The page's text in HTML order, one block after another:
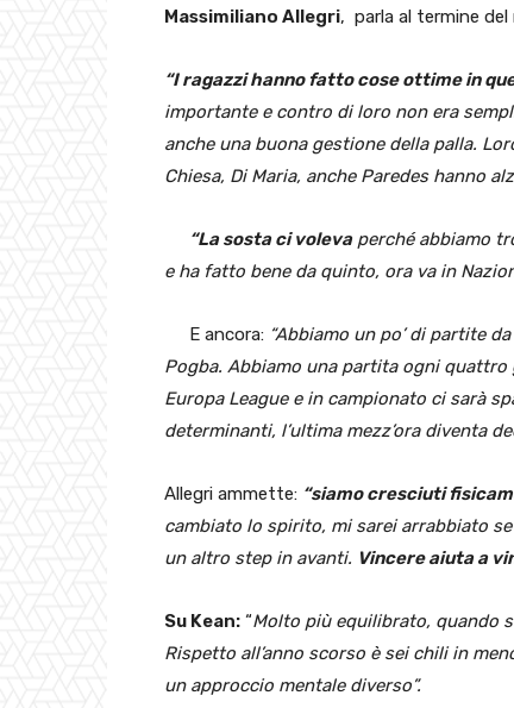
Massimiliano Allegri, parla al termine
“I ragazzi hanno fatto cose ottime in
importante e contro di loro non era
anche una buona gestione della palla.
Chiesa, Di Maria, anche Paredes hanno
“La sosta ci volevaperché abbiamo
e ha fatto bene da quinto, ora va in
E ancora: “Abbiamo un po’ di partite
Pogba. Abbiamo una partita ogni
Europa League e in campionato ci sarà
determinanti, l’ultima mezz’ora diventa
Allegri ammette: “siamo cresciuti
cambiato lo spirito, mi sarei arrabbiato
un altro step in avanti. Vincere aiuta a
Su Kean: “Molto più equilibrato, quando
Rispetto all’anno scorso è sei chili in
un approccio mentale diverso”.